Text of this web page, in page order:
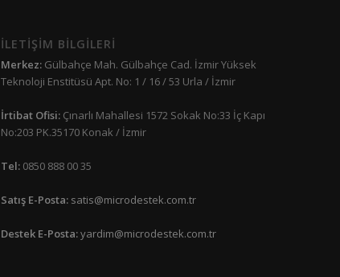
İLETİŞİM BİLGİLERİ
Merkez: Gülbahçe Mah. Gülbahçe Cad. İzmir Yüksek
Teknoloji Enstitüsü Apt. No: 1 / 16 / 53 Urla / İzmir
İrtibat Ofisi: Çınarlı Mahallesi 1572 Sokak No:33 İç Kapı
No:203 PK.35170 Konak / İzmir
Tel: 0850 888 00 35
Satış E-Posta: satis@microdestek.com.tr
Destek E-Posta:yardim@microdestek.com.tr